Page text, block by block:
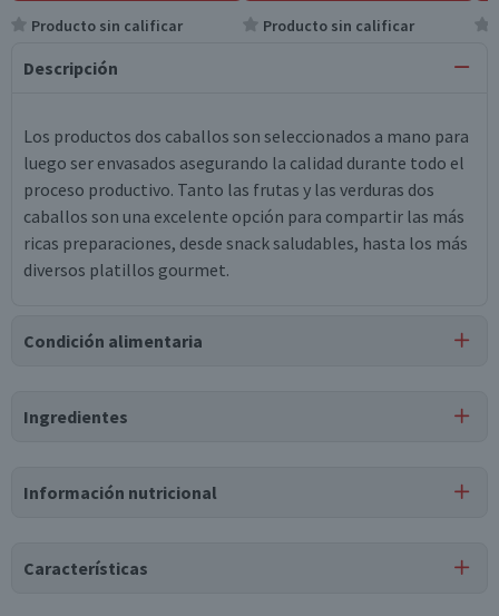
Producto sin calificar Producto sin calificar
Descripción
Los productos dos caballos son seleccionados a mano para
luego ser envasados asegurando la calidad durante todo el
proceso productivo. Tanto las frutas y las verduras dos
caballos son una excelente opción para compartir las más
ricas preparaciones, desde snack saludables, hasta los más
diversos platillos gourmet.
Condición alimentaria
Ingredientes
Puede contener
Información nutricional
Características